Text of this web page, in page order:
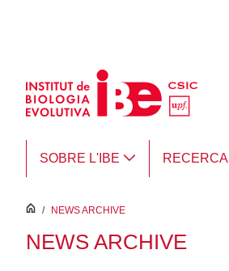
SOBRE L'IBE RECERCA
inici
/ NEWS ARCHIVE
NEWS ARCHIVE